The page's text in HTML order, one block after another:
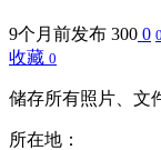
9个月前发布 300 0 0
收藏 0
储存所有照片、文
所在地：